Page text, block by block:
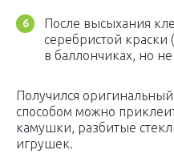
После высыхания
серебристой
в баллончиках, но
Получился
способом можно
камушки, разбитые
игрушек.